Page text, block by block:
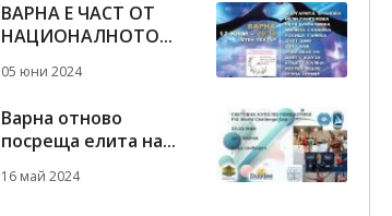
ВАРНА Е ЧАСТ ОТ
НАЦИОНАЛНОТО...
05 юни 2024
Варна отново
посреща елита на...
16 май 2024